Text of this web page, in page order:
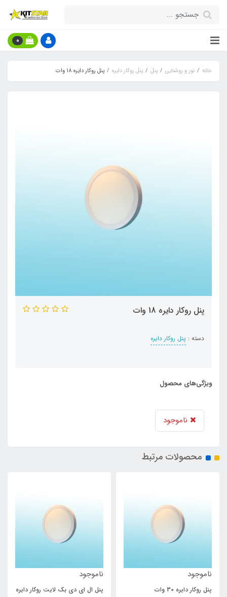
0
خانه نور و روشنایی پنل پنل روکار دایره پنل روکار دایره 18 وات
پنل روکار دایره 18 وات
دسته : پنل روکار دایره
ویژگی‌های محصول
ناموجود
محصولات مرتبط
ناموجود
پنل روکار دایره 30 وات
ناموجود
پنل ال ای دی بک لایت روکار دایره